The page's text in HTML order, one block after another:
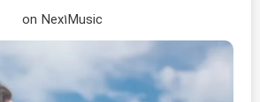
on Nex1Music